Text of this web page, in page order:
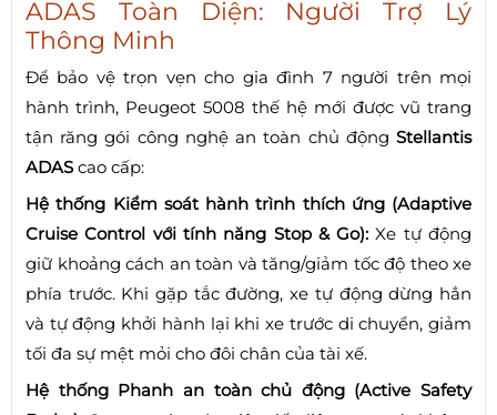
ADAS Toàn Diện: Người Trợ Lý
Thông Minh
Để bảo vệ trọn vẹn cho gia đình 7 người trên mọi
hành trình, Peugeot 5008 thế hệ mới được vũ trang
tận răng gói công nghệ an toàn chủ động Stellantis
ADAS cao cấp:
Hệ thống Kiểm soát hành trình thích ứng (Adaptive
Cruise Control với tính năng Stop & Go): Xe tự động
giữ khoảng cách an toàn và tăng/giảm tốc độ theo xe
phía trước. Khi gặp tắc đường, xe tự động dừng hẳn
và tự động khởi hành lại khi xe trước di chuyển, giảm
tối đa sự mệt mỏi cho đôi chân của tài xế.
Hệ thống Phanh an toàn chủ động (Active Safety